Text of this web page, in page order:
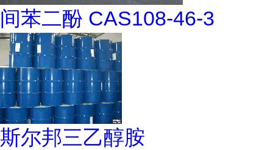
间苯二酚 CAS108-46-3
斯尔邦三乙醇胺